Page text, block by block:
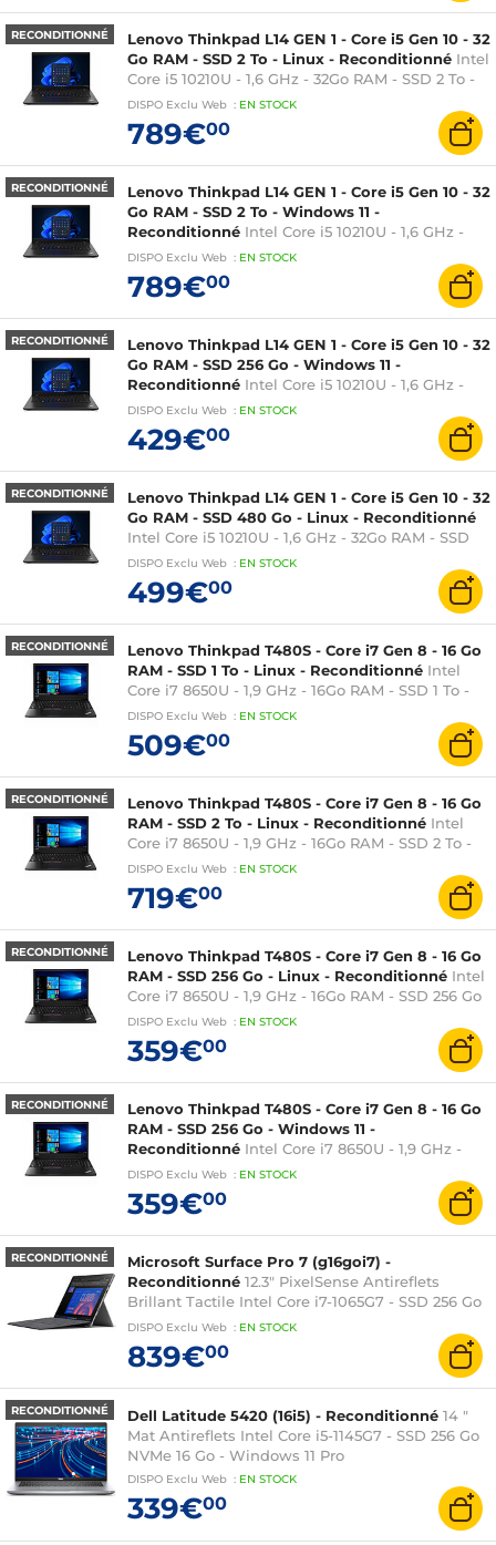
RECONDITIONNÉ
Lenovo Thinkpad L14 GEN 1 - Core i5 Gen 10 - 32
Go RAM - SSD 2 To - Linux - Reconditionné Intel
Core i5 10210U - 1,6 GHz - 32Go RAM - SSD 2 To -
Linux - Intel UHD Graphics - 14 pouces
DISPO Exclu Web : EN STOCK
789€00
RECONDITIONNÉ
Lenovo Thinkpad L14 GEN 1 - Core i5 Gen 10 - 32
Go RAM - SSD 2 To - Windows 11 -
Reconditionné Intel Core i5 10210U - 1,6 GHz -
32Go RAM - SSD 2 To - Windows 11 - Intel UHD
Graphics - 14 pouces
DISPO Exclu Web : EN STOCK
789€00
RECONDITIONNÉ
Lenovo Thinkpad L14 GEN 1 - Core i5 Gen 10 - 32
Go RAM - SSD 256 Go - Windows 11 -
Reconditionné Intel Core i5 10210U - 1,6 GHz -
32Go RAM - SSD 256 Go - Windows 11 - Intel UHD
Graphics - 14 pouces
DISPO Exclu Web : EN STOCK
429€00
RECONDITIONNÉ
Lenovo Thinkpad L14 GEN 1 - Core i5 Gen 10 - 32
Go RAM - SSD 480 Go - Linux - Reconditionné
Intel Core i5 10210U - 1,6 GHz - 32Go RAM - SSD
480 Go - Linux - Intel UHD Graphics - 14 pouces
DISPO Exclu Web : EN STOCK
499€00
RECONDITIONNÉ
Lenovo Thinkpad T480S - Core i7 Gen 8 - 16 Go
RAM - SSD 1 To - Linux - Reconditionné Intel
Core i7 8650U - 1,9 GHz - 16Go RAM - SSD 1 To -
Linux - Intel UHD Graphics 620 - 14 pouces
DISPO Exclu Web : EN STOCK
509€00
RECONDITIONNÉ
Lenovo Thinkpad T480S - Core i7 Gen 8 - 16 Go
RAM - SSD 2 To - Linux - Reconditionné Intel
Core i7 8650U - 1,9 GHz - 16Go RAM - SSD 2 To -
Linux - Intel UHD Graphics 620 - 14 pouces
DISPO Exclu Web : EN STOCK
719€00
RECONDITIONNÉ
Lenovo Thinkpad T480S - Core i7 Gen 8 - 16 Go
RAM - SSD 256 Go - Linux - Reconditionné Intel
Core i7 8650U - 1,9 GHz - 16Go RAM - SSD 256 Go
- Linux - Intel UHD Graphics 620 - 14 pouces
DISPO Exclu Web : EN STOCK
359€00
RECONDITIONNÉ
Lenovo Thinkpad T480S - Core i7 Gen 8 - 16 Go
RAM - SSD 256 Go - Windows 11 -
Reconditionné Intel Core i7 8650U - 1,9 GHz -
16Go RAM - SSD 256 Go - Windows 11 - Intel UHD
Graphics 620 - 14 pouces AZERTY
DISPO Exclu Web : EN STOCK
359€00
RECONDITIONNÉ
Microsoft Surface Pro 7 (g16goi7) -
Reconditionné 12.3" PixelSense Antireflets
Brillant Tactile Intel Core i7-1065G7 - SSD 256 Go
NVMe 16 Go - Windows 11 Pro
DISPO Exclu Web : EN STOCK
839€00
RECONDITIONNÉ Dell Latitude 5420 (16i5) - Reconditionné 14 "
Mat Antireflets Intel Core i5-1145G7 - SSD 256 Go
NVMe 16 Go - Windows 11 Pro
DISPO Exclu Web : EN STOCK
339€00